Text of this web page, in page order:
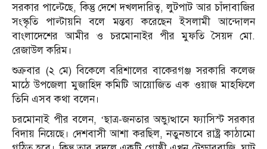
সরকার পাল্টেছে, কিন্তু দেশে দখলদারিত্ব, লুটপাট আর চাঁদাবাজির
সংস্কৃতি পাল্টায়নি বলে মন্তব্য করেছেন ইসলামী আন্দোলন
বাংলাদেশের আমীর ও চরমোনাইর পীর মুফতি সৈয়দ মো.
রেজাউল করিম।
শুক্রবার (২ মে) বিকেলে বরিশালের বাকেরগঞ্জ সরকারি কলেজ
মাঠে উপজেলা মুজাহিদ কমিটি আয়োজিত এক ওয়াজ মাহফিলে
তিনি এসব কথা বলেন।
চরমোনাই পীর বলেন, ‘ছাত্র-জনতার অভ্যুত্থানে ফ্যাসিস্ট সরকার
বিদায় নিয়েছে। দেশবাসী আশা করছিল, নতুনভাবে রাষ্ট্র কাঠামো